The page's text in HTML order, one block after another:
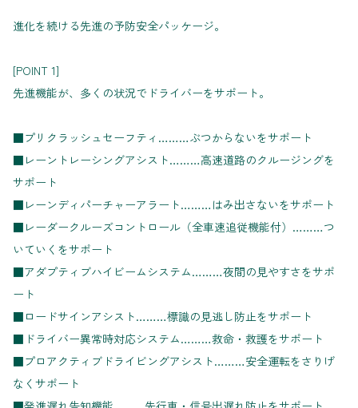
進化を続ける先進の予防安全パッケージ。
[POINT 1]
先進機能が、多くの状況でドライバーをサポート。
■プリクラッシュセーフティ………ぶつからないをサポート
■レーントレーシングアシスト………高速道路のクルージングを
サポート
■レーンディパーチャーアラート………はみ出さないをサポート
■レーダークルーズコントロール（全車速追従機能付）………つ
いていくをサポート
■アダプティブハイビームシステム………夜間の見やすさをサポ
ート
■ロードサインアシスト………標識の見逃し防止をサポート
■ドライバー異常時対応システム………救命・救護をサポート
■プロアクティブドライビングアシスト………安全運転をさりげ
なくサポート